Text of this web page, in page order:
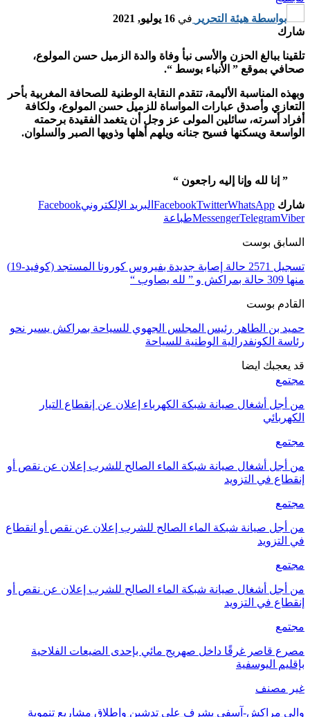
بواسطة هيئة التحرير في 16 يوليو, 2021
شارك
تلقينا ببالغ الحزن والأسى نبأ وفاة والدة الزميل حسن المولوع،
صحافي بموقع ” الأنباء بوسط “.
وبهذه المناسبة الأليمة، تتقدم النقابة الوطنية للصحافة المغربية بأحر
التعازي وأصدق عبارات المواساة للزميل حسن المولوع، ولكافة
أفراد أسرته، سائلين المولى عز وجل أن يتغمد الفقيدة برحمته
الواسعة ويسكنها فسيح جنانه ويلهم أهلها وذويها الصبر والسلوان.
” إنا لله وإنا إليه راجعون “
شارك FacebookTwitterWhatsApp البريد الإلكترونيFacebook
MessengerTelegramViber طباعة
السابق بوست
تسجيل 2571 حالة إصابة جديدة بفيروس كورونا المستجد (كوفيد-19)
منها 309 حالة بمراكش و ” لله يصاوب “
القادم بوست
حميد بن الطاهر رئيس المجلس الجهوي للسياحة بمراكش يسير نحو
رئاسة الكونفدرالية الوطنية للسياحة
قد يعجبك ايضا
مجتمع
من أجل أشغال صيانة شبكة الكهرباء إعلان عن إنقطاع التيار
الكهربائي
مجتمع
من أجل أشغال صيانة شبكة الماء الصالح للشرب إعلان عن نقص أو
إنقطاع في التزويد
مجتمع
من أجل صيانة شبكة الماء الصالح للشرب إعلان عن نقص أو انقطاع
في التزويد
مجتمع
من أجل أشغال صيانة شبكة الماء الصالح للشرب إعلان عن نقص أو
إنقطاع في التزويد
مجتمع
مصرع قاصر غرقًا داخل صهريج مائي بإحدى الضيعات الفلاحية
بإقليم اليوسفية
غير مصنف
والي مراكش-آسفي يشرف على تدشين وإطلاق مشاريع تنموية